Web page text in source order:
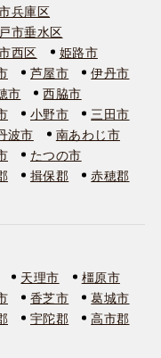
兵庫区
市垂水区
西区
姫路市
芦屋市
伊丹市
市
西脇市
小野市
三田市
波市
南あわじ市
たつの市
揖保郡
赤穂郡
天理市
橿原市
香芝市
葛城市
宇陀郡
高市郡